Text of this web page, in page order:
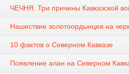
ЧЕЧНЯ. Три причины Кавказской
Нашествие золотоордынцев на
10 фактов о Северном Кавказе
Появление алан на Северном